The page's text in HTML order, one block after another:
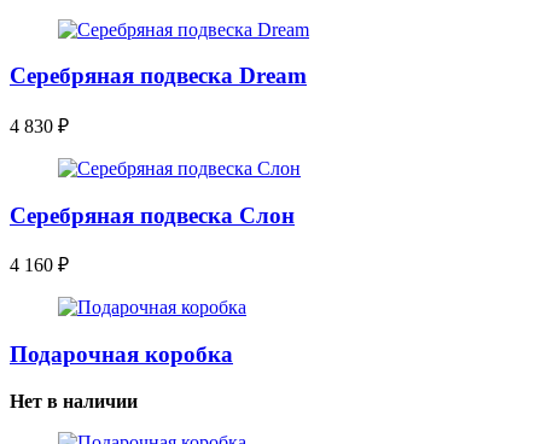
Серебряная подвеска Dream
4 830 ₽
Серебряная подвеска Слон
4 160 ₽
Подарочная коробка
Нет в наличии